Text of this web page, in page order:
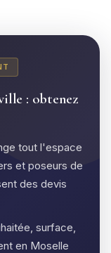
: obtenez
tout l'espace
et poseurs de
des devis
surface,
en Moselle